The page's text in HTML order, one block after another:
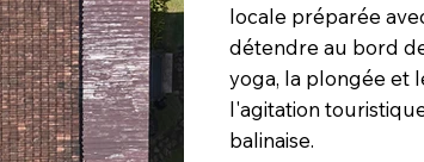
locale préparée
détendre au bord
yoga, la plongée et
l'agitation
balinaise.